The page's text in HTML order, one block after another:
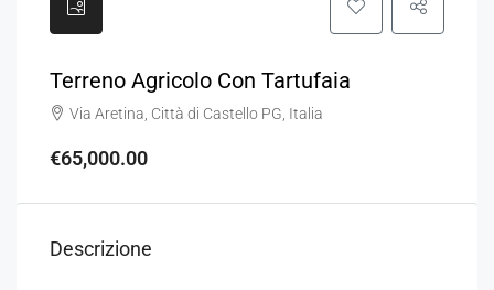
Terreno Agricolo Con Tartufaia
Via Aretina, Città di Castello PG, Italia
€65,000.00
Descrizione